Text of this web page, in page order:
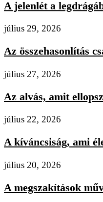
A jelenlét a
július 29, 2026
Az összehasonlítás
július 27, 2026
Az alvás, amit
július 22, 2026
A kíváncsiság, ami
július 20, 2026
A megszakítások